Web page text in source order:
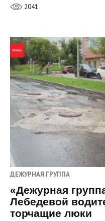
2041
ДЕЖУРНАЯ ГРУППА
«Дежурная
Лебедевой
торчащие люки